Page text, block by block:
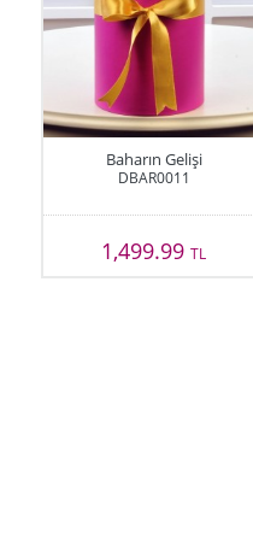
Baharın Gelişi
DBAR0011
1,499.99TL